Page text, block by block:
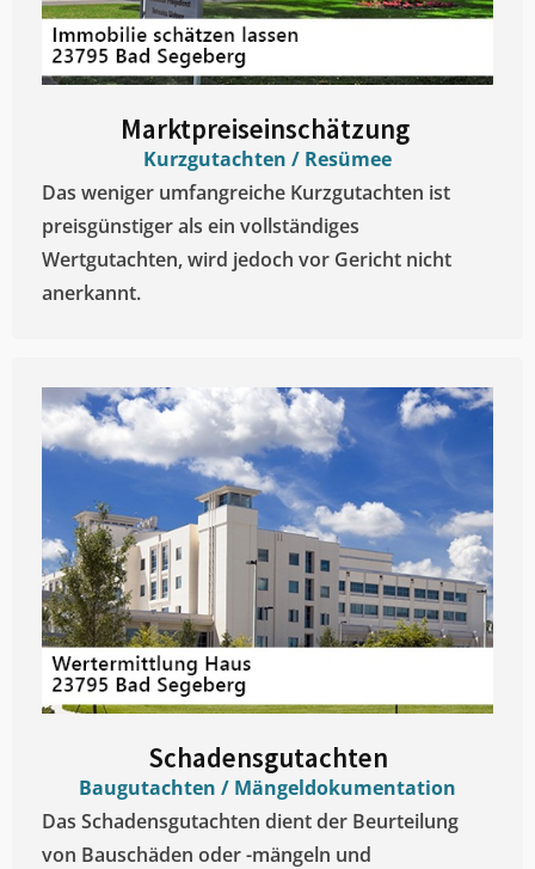
Marktpreiseinschätzung ​
Kurzgutachten / Resümee
Das weniger umfangreiche Kurzgutachten ist
preisgünstiger als ein vollständiges
Wertgutachten, wird jedoch vor Gericht nicht
anerkannt.
Schadensgutachten
Baugutachten / Mängeldokumentation
Das Schadensgutachten dient der Beurteilung
von Bauschäden oder -mängeln und